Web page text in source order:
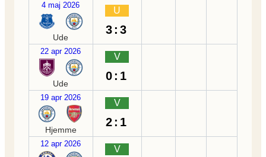
4 maj 2026
Ude
U
3:3
22 apr 2026
Ude
V
0:1
19 apr 2026
Hjemme
V
2:1
12 apr 2026
V